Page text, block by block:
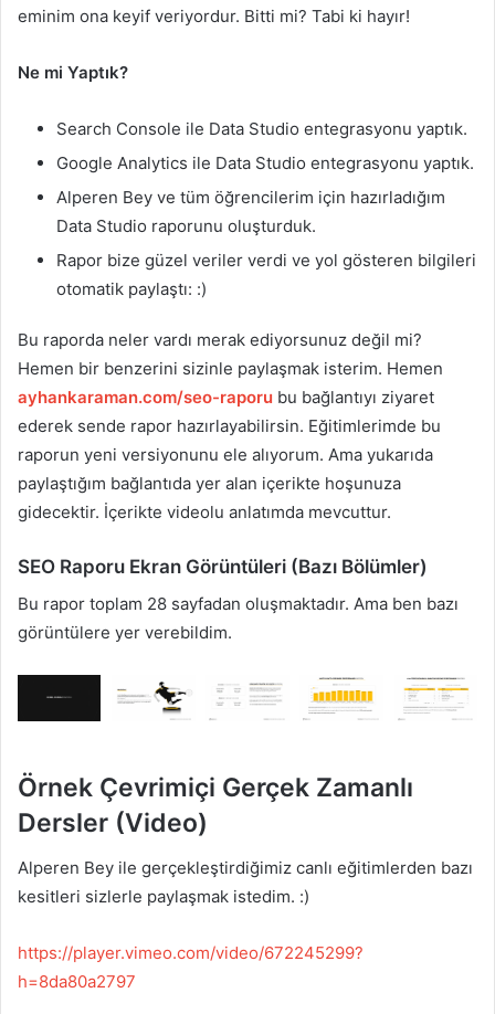
eminim ona keyif veriyordur. Bitti mi? Tabi ki hayır!
Ne mi Yaptık?
Search Console ile Data Studio entegrasyonu yaptık.
Google Analytics ile Data Studio entegrasyonu yaptık.
Alperen Bey ve tüm öğrencilerim için hazırladığım
Data Studio raporunu oluşturduk.
Rapor bize güzel veriler verdi ve yol gösteren bilgileri
otomatik paylaştı: :)
Bu raporda neler vardı merak ediyorsunuz değil mi?
Hemen bir benzerini sizinle paylaşmak isterim. Hemen
ayhankaraman.com/seo-raporu bu bağlantıyı ziyaret
ederek sende rapor hazırlayabilirsin. Eğitimlerimde bu
raporun yeni versiyonunu ele alıyorum. Ama yukarıda
paylaştığım bağlantıda yer alan içerikte hoşunuza
gidecektir. İçerikte videolu anlatımda mevcuttur.
SEO Raporu Ekran Görüntüleri (Bazı Bölümler)
Bu rapor toplam 28 sayfadan oluşmaktadır. Ama ben bazı
görüntülere yer verebildim.
Örnek Çevrimiçi Gerçek Zamanlı
Dersler (Video)
Alperen Bey ile gerçekleştirdiğimiz canlı eğitimlerden bazı
kesitleri sizlerle paylaşmak istedim. :)
https://player.vimeo.com/video/672245299?
h=8da80a2797